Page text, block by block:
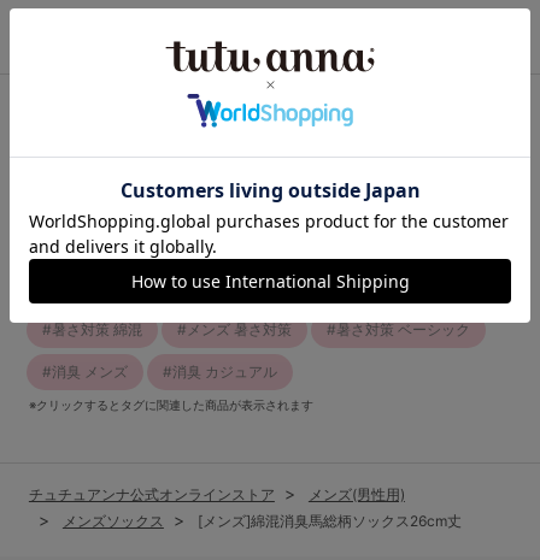
この商品と一緒に見られている商品
最近チェックしたアイテム
関連キーワード
暑さ対策 夏のおでかけ
暑さ対策 消臭 暑さ対策 カジュアル 暑さ対策 シンプル
暑さ対策 綿混 メンズ 暑さ対策 暑さ対策 ベーシック
消臭 メンズ 消臭 カジュアル
※クリックするとタグに関連した商品が表示されます
チュチュアンナ公式オンラインストア
メンズ(男性用)
メンズソックス
[メンズ]綿混消臭馬総柄ソックス26cm丈